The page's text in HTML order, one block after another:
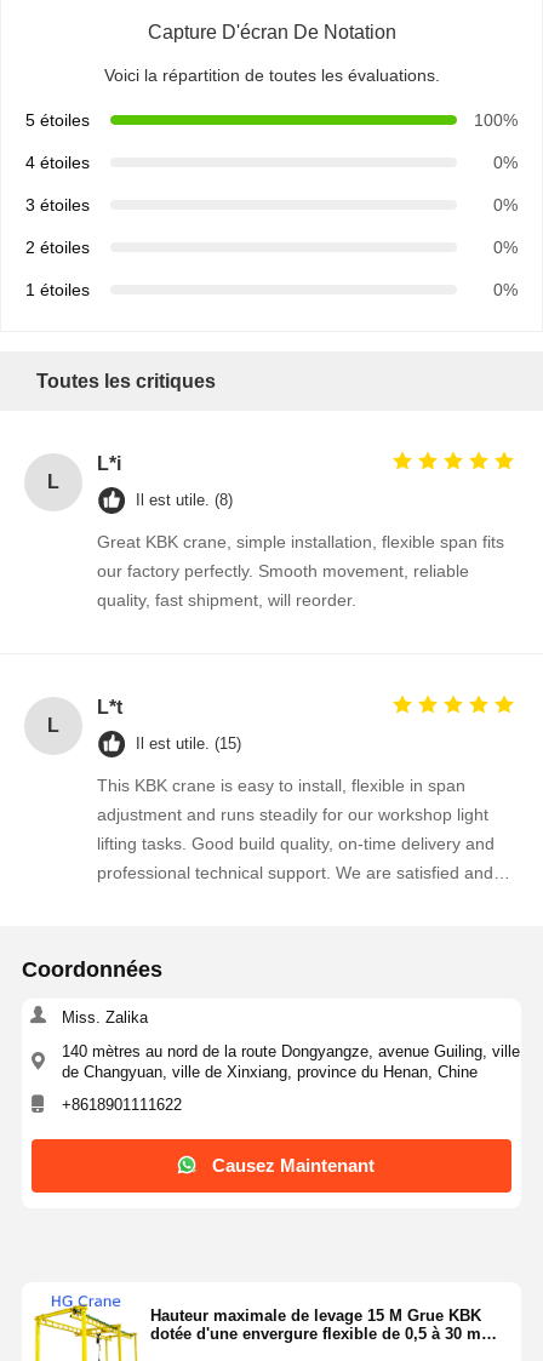
Capture D'écran De Notation
Voici la répartition de toutes les évaluations.
5 étoiles 100%
4 étoiles 0%
3 étoiles 0%
2 étoiles 0%
1 étoiles 0%
Toutes les critiques
L
L*i
Il est utile. (8)
Great KBK crane, simple installation, flexible span fits
our factory perfectly. Smooth movement, reliable
quality, fast shipment, will reorder.
L
L*t
Il est utile. (15)
This KBK crane is easy to install, flexible in span
adjustment and runs steadily for our workshop light
lifting tasks. Good build quality, on-time delivery and
professional technical support. We are satisfied and
Coordonnées
Miss. Zalika
140 mètres au nord de la route Dongyangze, avenue Guiling, ville
de Changyuan, ville de Xinxiang, province du Henan, Chine
+8618901111622
Causez Maintenant
Hauteur maximale de levage 15 M Grue KBK
dotée d'une envergure flexible de 0,5 à 30 m